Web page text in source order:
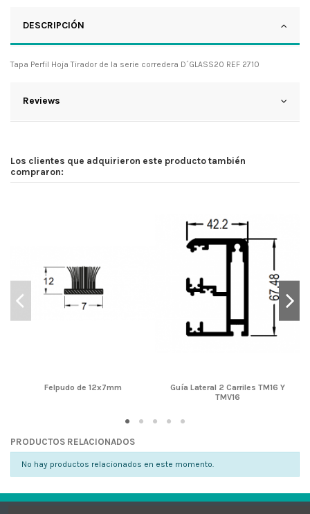
DESCRIPCIÓN
Tapa Perfil Hoja Tirador de la serie corredera D´GLASS20 REF 2710
Reviews
Los clientes que adquirieron este producto también
compraron:
Felpudo de 12x7mm
Guía Lateral 2 Carriles TM16 Y
TMV16
PRODUCTOS RELACIONADOS
No hay productos relacionados en este momento.